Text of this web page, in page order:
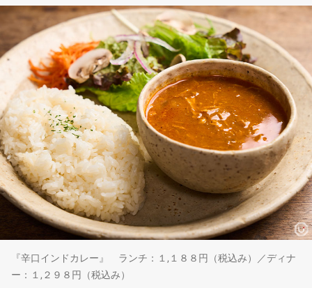
『辛口インドカレー』 ランチ：１,１８８円（税込み）／ディナ
ー：１,２９８円（税込み）